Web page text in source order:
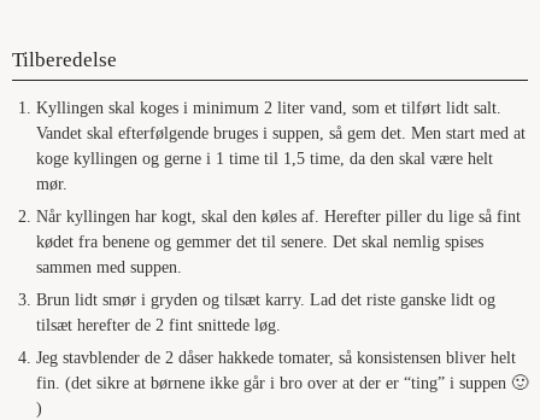
Tilberedelse
Kyllingen skal koges i minimum 2 liter vand, som et tilført lidt salt.
Vandet skal efterfølgende bruges i suppen, så gem det. Men start med at
koge kyllingen og gerne i 1 time til 1,5 time, da den skal være helt
mør.
Når kyllingen har kogt, skal den køles af. Herefter piller du lige så fint
kødet fra benene og gemmer det til senere. Det skal nemlig spises
sammen med suppen.
Brun lidt smør i gryden og tilsæt karry. Lad det riste ganske lidt og
tilsæt herefter de 2 fint snittede løg.
Jeg stavblender de 2 dåser hakkede tomater, så konsistensen bliver helt
fin. (det sikre at børnene ikke går i bro over at der er “ting” i suppen 🙂
)